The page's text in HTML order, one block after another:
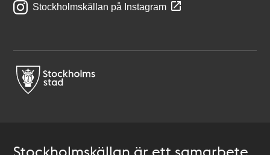
Stockholmskällan på Instagram
Stockholmskällan är ett samarbete